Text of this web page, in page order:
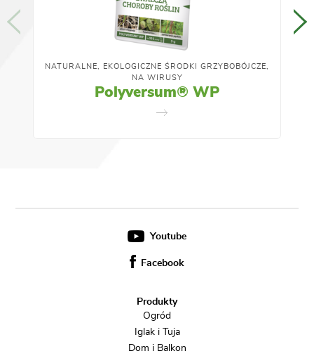
NATURALNE, EKOLOGICZNE ŚRODKI GRZYBOBÓJCZE,
NA WIRUSY
Polyversum® WP
Youtube
Facebook
Produkty
Ogród
Iglak i Tuja
Dom i Balkon